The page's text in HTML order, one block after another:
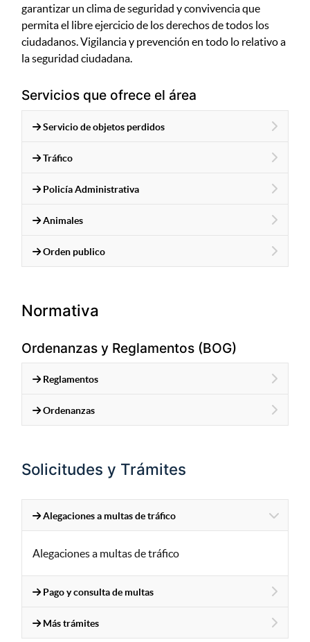
garantizar un clima de seguridad y convivencia que
permita el libre ejercicio de los derechos de todos los
ciudadanos. Vigilancia y prevención en todo lo relativo a
la seguridad ciudadana.
Servicios que ofrece el área
Servicio de objetos perdidos
Tráfico
Policía Administrativa
Animales
Orden publico
Normativa
Ordenanzas y Reglamentos (BOG)
Reglamentos
Ordenanzas
Solicitudes y Trámites
Alegaciones a multas de tráfico
Alegaciones a multas de tráfico
Pago y consulta de multas
Más trámites